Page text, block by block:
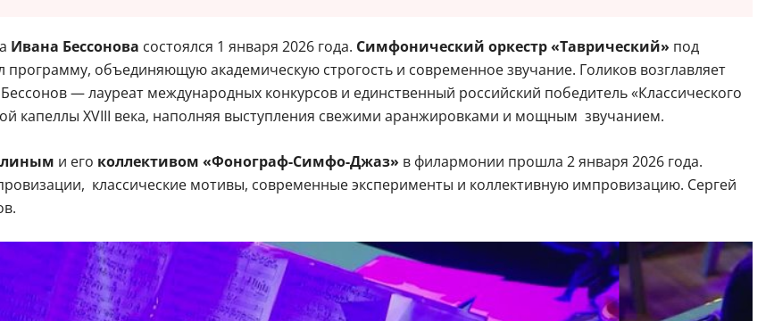
Ивана Бессонова состоялся 1 января 2026 года. Симфонический оркестр «Таврический» под
программу, объединяющую академическую строгость и современное звучание. Голиков возглавляет
— лауреат международных конкурсов и единственный российский победитель «Классического
капеллы XVIII века, наполняя выступления свежими аранжировками и мощным звучанием.
и его коллективом «Фонограф-Симфо-Джаз» в филармонии прошла 2 января 2026 года.
классические мотивы, современные эксперименты и коллективную импровизацию. Сергей